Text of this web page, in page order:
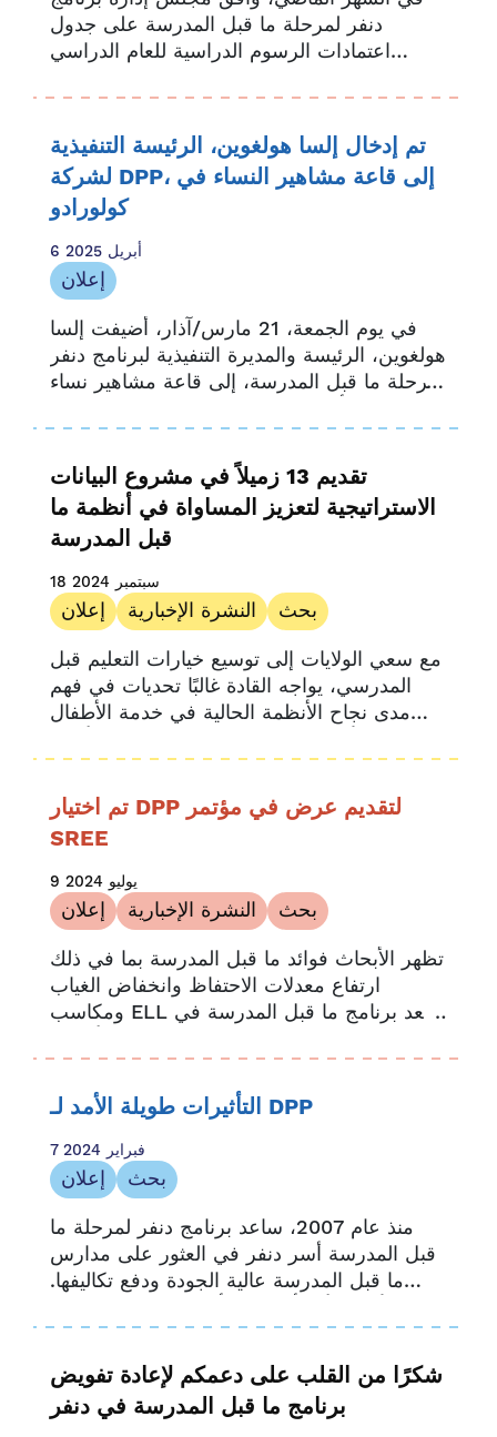
دنفر لمرحلة ما قبل المدرسة على جدول
اعتمادات الرسوم الدراسية للعام الدراسي
الاقتصادية، فإن جدول اعتمادات الرسوم
تم إدخال إلسا هولغوين، الرئيسة التنفيذية
لشركة DPP، إلى قاعة مشاهير النساء في
كولورادو
6 أبريل 2025
إعلان
في يوم الجمعة، 21 مارس/آذار، أُضيفت إلسا
هولغوين، الرئيسة والمديرة التنفيذية لبرنامج دنفر
لمرحلة ما قبل المدرسة، إلى قاعة مشاهير نساء
عام 1983...
تقديم 13 زميلاً في مشروع البيانات
الاستراتيجية لتعزيز المساواة في أنظمة ما
قبل المدرسة
18 سبتمبر 2024
إعلان النشرة الإخبارية
بحث
مع سعي الولايات إلى توسيع خيارات التعليم قبل
المدرسي، يواجه القادة غالبًا تحديات في فهم
مدى نجاح الأنظمة الحالية في خدمة الأطفال
استطلاع حديث أجرته مؤسسة Child Trends...
تم اختيار DPP لتقديم عرض في مؤتمر
SREE
9 يوليو 2024
إعلان النشرة الإخبارية
بحث
تظهر الأبحاث فوائد ما قبل المدرسة بما في ذلك
ارتفاع معدلات الاحتفاظ وانخفاض الغياب
ومكاسب ELL يسعد برنامج ما قبل المدرسة في
اختياره لتقديم...
التأثيرات طويلة الأمد لـ DPP
7 فبراير 2024
إعلان
بحث
منذ عام 2007، ساعد برنامج دنفر لمرحلة ما
قبل المدرسة أسر دنفر في العثور على مدارس
ما قبل المدرسة عالية الجودة ودفع تكاليفها.
معرفة القراءة والكتابة الأعلى إلى الحضور
شكرًا من القلب على دعمكم لإعادة تفويض
برنامج ما قبل المدرسة في دنفر